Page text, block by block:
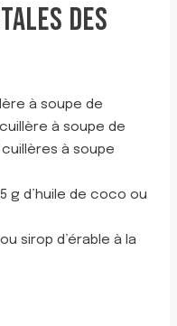
DES
à soupe de
à soupe de
à soupe
g d’huile de coco ou
sirop d’érable à la